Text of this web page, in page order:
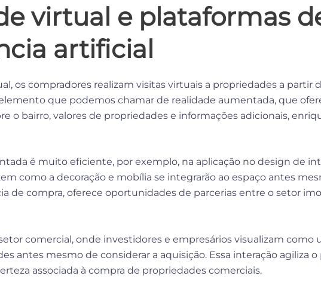
virtual e plataformas
artificial
os compradores realizam visitas virtuais a propriedades a partir
que podemos chamar de realidade aumentada, que
o bairro, valores de propriedades e informações adicionais,
é muito eficiente, por exemplo, na aplicação no design de
como a decoração e mobília se integrarão ao espaço antes
de compra, oferece oportunidades de parcerias entre o setor
comercial, onde investidores e empresários visualizam como
antes mesmo de considerar a aquisição. Essa interação agiliza
associada à compra de propriedades comerciais.